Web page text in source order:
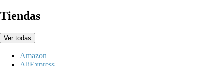
Tiendas
Ver todas
Amazon